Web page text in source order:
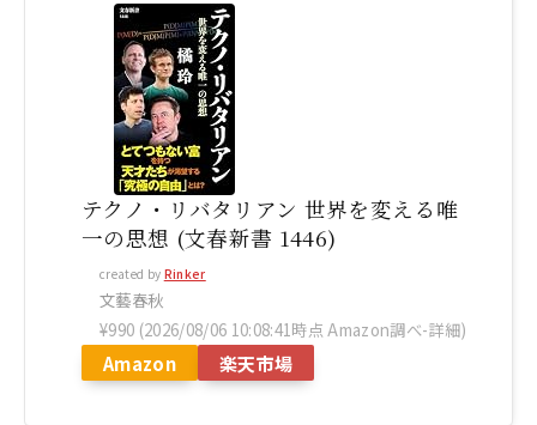
テクノ・リバタリアン 世界を変える唯
一の思想 (文春新書 1446)
created by Rinker
文藝春秋
¥990 (2026/08/06 10:08:41時点 Amazon調べ-詳細)
Amazon 楽天市場